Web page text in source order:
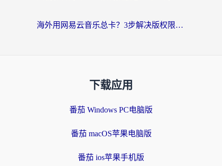
海外用网易云音乐总卡？3步解决版权限制+卡顿，还能听喜马拉雅！
下载应用
番茄 Windows PC电脑版
番茄 macOS苹果电脑版
番茄 ios苹果手机版